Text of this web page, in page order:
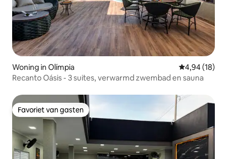
Woning in Olímpia Gemiddelde
4,94 (18)
Recanto Oásis - 3 suites, verwarmd zwembad en sauna
Favoriet van gasten
Favoriet van gasten